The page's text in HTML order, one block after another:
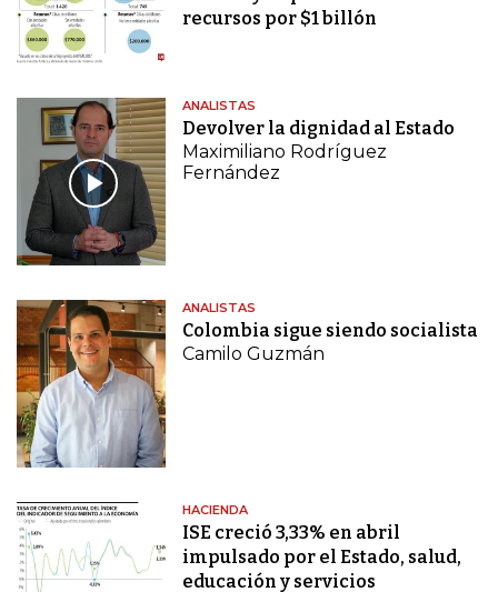
recursos por $1 billón
ANALISTAS
Devolver la dignidad al Estado
Maximiliano Rodríguez
Fernández
ANALISTAS
Colombia sigue siendo socialista
Camilo Guzmán
HACIENDA
ISE creció 3,33% en abril
impulsado por el Estado, salud,
educación y servicios